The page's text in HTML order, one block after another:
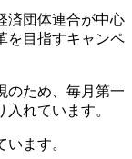
済団体連合が中心
を目指すキャンペ
のため、毎月第一
れています。
ます。